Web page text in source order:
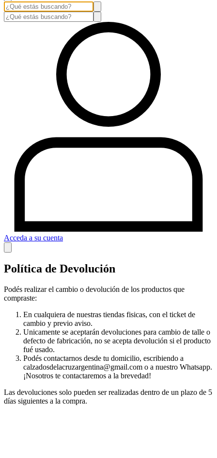
Acceda a su cuenta
Política de Devolución
Podés realizar el cambio o devolución de los productos que
compraste:
En cualquiera de nuestras tiendas fisicas, con el ticket de
cambio y previo aviso.
Unicamente se aceptarán devoluciones para cambio de talle o
defecto de fabricación, no se acepta devolución si el producto
fué usado.
Podés contactarnos desde tu domicilio, escribiendo a
calzadosdelacruzargentina@gmail.com o a nuestro Whatsapp.
¡Nosotros te contactaremos a la brevedad!
Las devoluciones solo pueden ser realizadas dentro de un plazo de 5
días siguientes a la compra.